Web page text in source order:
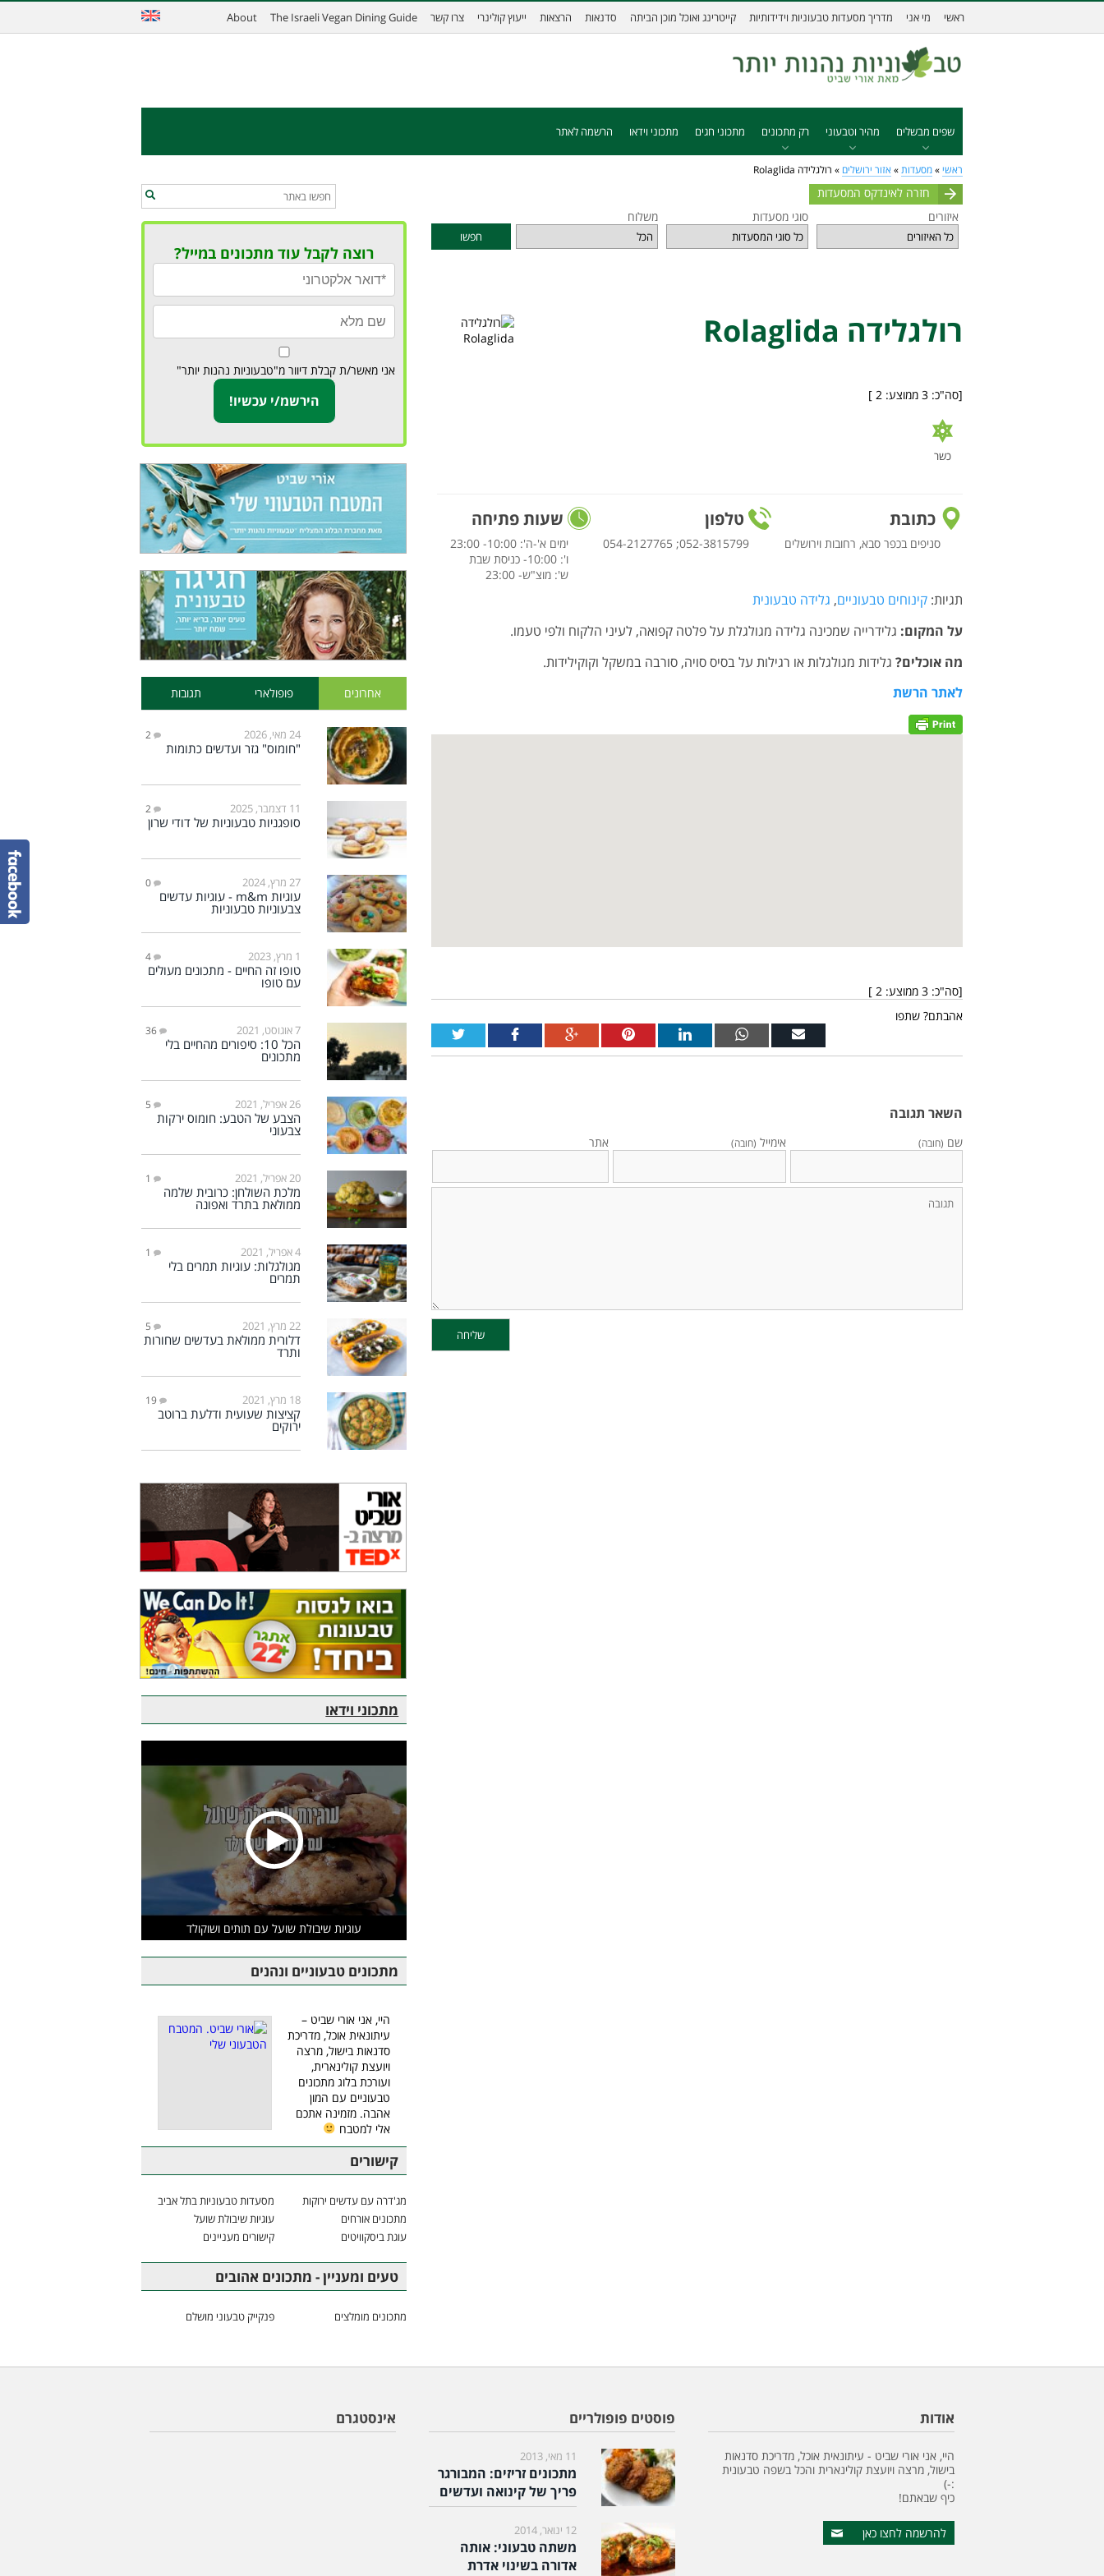
ראשי מי אני מדריך מסעדות טבעוניות וידידותיות קייטרינג ואוכל מוכן הביתה סדנאות הרצאות ייעוץ קולינרי צרו קשר The Israeli Vegan Dining Guide
About
שפים מבשלים מהיר וטבעוני רק מתכונים מתכוני חגים מתכוני וידאו הרשמה לאתר
ראשי » מסעדות » אזור ירושלים » רולגלידה Rolaglida
חזרה לאינדקס המסעדות
איזורים
סוגי מסעדות משלוח
חפשו
רולגלידה Rolaglida
[סה"כ: 3 ממוצע: 2
]
כשר
כתובת
סניפים בכפר סבא, רחובות וירושלים
טלפון
052-3815799; 054-2127765
שעות פתיחה
ימים א'-ה': 10:00- 23:00
ו': 10:00- כניסת שבת
ש': מוצ"ש- 23:00
תגיות: קינוחים טבעוניים, גלידה טבעונית
על המקום: גלידרייה שמכינה גלידה מגולגלת על פלטה קפואה, לעיני הלקוח ולפי טעמו.
מה אוכלים? גלידות מגולגלות או רגילות על בסיס סויה, סורבה במשקל וקוקילידות.
לאתר הרשת
[סה"כ: 3 ממוצע: 2
]
אהבתם? שתפו
השאר תגובה
שם (חובה) אימייל (חובה) אתר
רוצה לקבל עוד מתכונים במייל?
אני מאשר/ת קבלת דיוור מ"טבעוניות נהנות יותר"
אחרונים פופולארי תגובות
24 מאי, 2026 2
"חומוס" גזר ועדשים כתומות
11 דצמבר, 2025 2
סופגניות טבעוניות של דודי שרון
27 מרץ, 2024 0
עוגיות m&m - עוגיות עדשים
צבעוניות טבעוניות
1 מרץ, 2023 4
טופו זה החיים - מתכונים מעולים
עם טופו
7 אוגוסט, 2021 36
הכל 10: סיפורים מהחיים בלי
מתכונים
26 אפריל, 2021 5
הצבע של הטבע: חומוס ירקות
צבעוני
20 אפריל, 2021 1
מלכת השולחן: כרובית שלמה
ממולאת בתרד ואפונה
4 אפריל, 2021 1
מגולגלות: עוגיות תמרים בלי
תמרים
22 מרץ, 2021 5
דלורית ממולאת בעדשים שחורות
ותרד
18 מרץ, 2021 19
קציצות שעועית ודלעת ברוטב
ירוקים
מתכוני וידאו
עוגיות שיבולת שועל עם תותים ושוקולד
מתכונים טבעוניים ונהנים
היי, אני אורי שביט –
עיתונאית אוכל, מדריכת
סדנאות בישול, מרצה
ויועצת קולינארית,
ועורכת בלוג מתכונים
טבעוניים עם המון
אהבה. מזמינה אתכם
אלי למטבח
קישורים
מג'דרה עם עדשים ירוקות
מסעדות טבעוניות בתל אביב
מתכונים אורחים
עוגיות שיבולת שועל
עוגת ביסקוויטים
קישורים מעניינים
טעים ומעניין - מתכונים אהובים
מתכונים מומלצים פנקייק טבעוני מושלם
אודות
היי, אני אורי שביט - עיתונאית אוכל, מדריכת סדנאות
בישול, מרצה ויועצת קולינארית והכל בשפה טבעונית
:-)
כיף שבאתם!
להרשמה לחצו כאן
פוסטים פופולריים
11 מאי, 2013
מתכונים זריזים: המבורגר
פריך של קינואה ועדשים
12 ינואר, 2014
משתה טבעוני: אותה
אדורה בשינוי אדרת
אינסטגרם